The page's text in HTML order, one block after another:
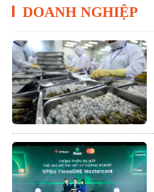
DOANH NGHIỆP